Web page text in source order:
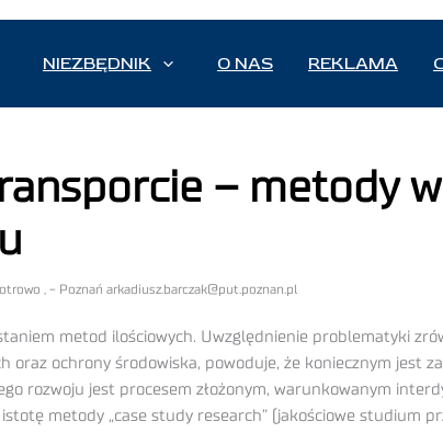
NIEZBĘDNIK O NAS REKLAMA
– metody
, - Poznań arkadiusz.barczak@put.poznan.pl
metod ilościowych. Uwzględnienie problematyki
oraz ochrony środowiska, powoduje, że koniecznym jest
rozwoju jest procesem złożonym, warunkowanym
metody „case study research” (jakościowe studium